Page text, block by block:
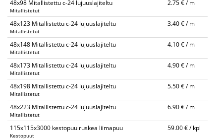
48x98 Mitallistettu c-24 lujuuslajiteltu
Mitallistetut
2.75 € / m
48x123 Mitallistettu c-24 lujuuslajiteltu
Mitallistetut
3.40 € / m
48x148 Mitallistettu c-24 lujuuslajiteltu
Mitallistetut
4.10 € / m
48x173 Mitallistettu c-24 lujuuslajiteltu
Mitallistetut
4.90 € / m
48x198 Mitallistettu c-24 lujuuslajiteltu
Mitallistetut
5.50 € / m
48x223 Mitallistettu c-24 lujuuslajiteltu
Mitallistetut
6.90 € / m
115x115x3000 kestopuu ruskea liimapuu
Kestopuut
59.00 € / kpl